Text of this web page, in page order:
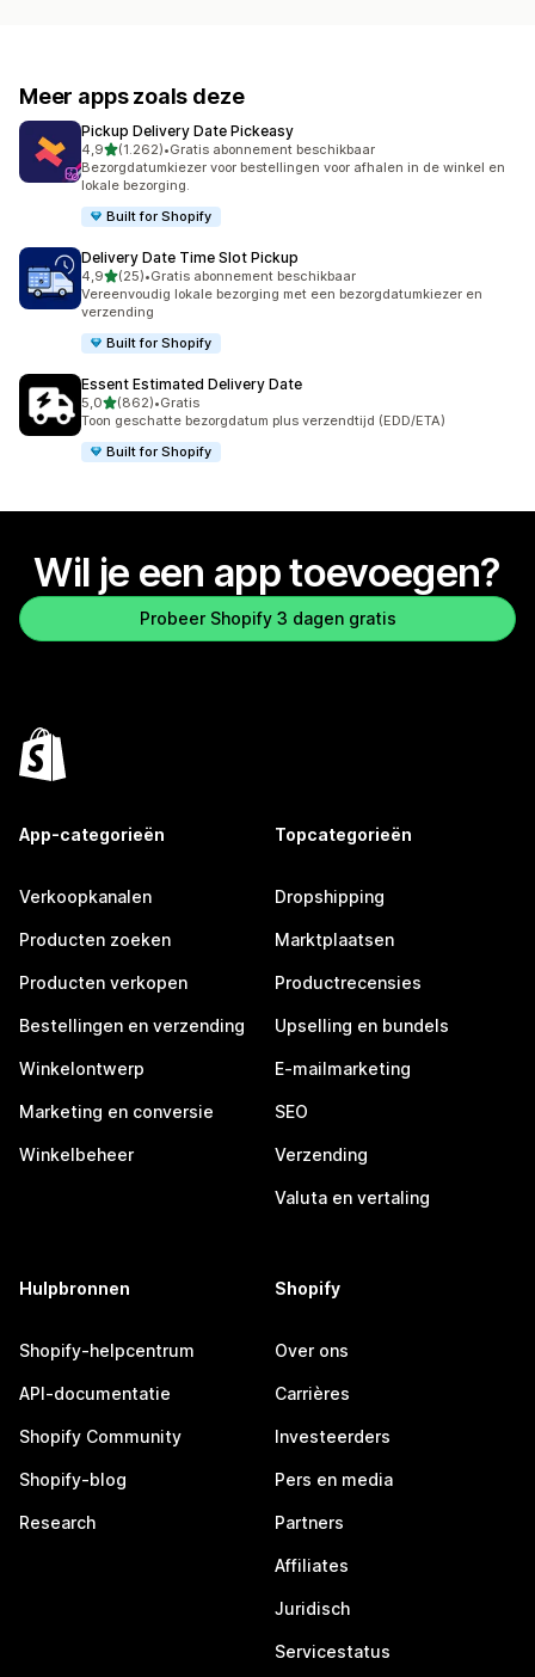
Meer apps zoals deze
Pickup Delivery Date Pickeasy
4,9van 5 sterren
(1.262)
1262 recensies in totaal
•Gratis abonnement beschikbaar
Bezorgdatumkiezer voor bestellingen voor afhalen in de winkel en
lokale bezorging.
Built for Shopify
Delivery Date Time Slot Pickup
4,9van 5 sterren
(25)
25 recensies in totaal
•Gratis abonnement beschikbaar
Vereenvoudig lokale bezorging met een bezorgdatumkiezer en
verzending
Built for Shopify
Essent Estimated Delivery Date
5,0van 5 sterren
(862)
862 recensies in totaal
•Gratis
Toon geschatte bezorgdatum plus verzendtijd (EDD/ETA)
Built for Shopify
Wil je een app toevoegen?
Probeer Shopify 3 dagen gratis
App-categorieën
Verkoopkanalen
Producten zoeken
Producten verkopen
Bestellingen en verzending
Winkelontwerp
Marketing en conversie
Winkelbeheer
Topcategorieën
Dropshipping
Marktplaatsen
Productrecensies
Upselling en bundels
E-mailmarketing
SEO
Verzending
Valuta en vertaling
Hulpbronnen
Shopify-helpcentrum
API-documentatie
Shopify Community
Shopify-blog
Research
Shopify
Over ons
Carrières
Investeerders
Pers en media
Partners
Affiliates
Juridisch
Servicestatus